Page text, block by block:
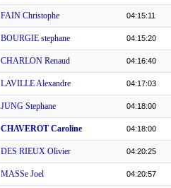
FAIN Christophe 04:15:11
BOURGIE stephane 04:15:20
CHARLON Renaud 04:16:40
LAVILLE Alexandre 04:17:03
JUNG Stephane 04:18:00
CHAVEROT Caroline 04:18:00
DES RIEUX Olivier 04:20:25
MASSe Joel 04:20:57